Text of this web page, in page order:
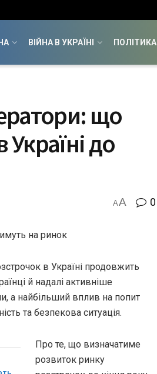
ВІЙНА В УКРАЇНІ ПОЛІТИКА
що
до
AA 0
на ринок
в Україні продовжить
й надалі активніше
а найбільший вплив на попит
та безпекова ситуація.
Про те, що визначатиме
розвиток ринку